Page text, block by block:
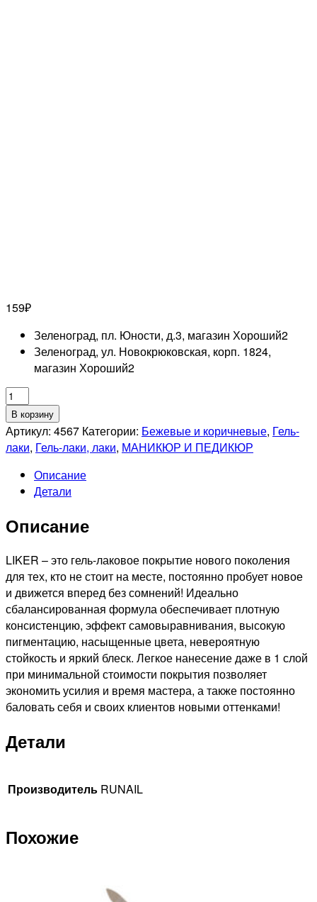
159₽
Зеленоград, пл. Юности, д.3, магазин Хороший2
Зеленоград, ул. Новокрюковская, корп. 1824,
магазин Хороший2
Количество
товара
RUNAIL
Гель-
Liker,
9мл
В корзину
Артикул: 4567 Категории: Бежевые и коричневые, Гель-
лаки, Гель-лаки, лаки, МАНИКЮР И ПЕДИКЮР
Описание
Детали
Описание
LIKER – это гель-лаковое покрытие нового поколения
для тех, кто не стоит на месте, постоянно пробует новое
и движется вперед без сомнений! Идеально
сбалансированная формула обеспечивает плотную
консистенцию, эффект самовыравнивания, высокую
пигментацию, насыщенные цвета, невероятную
стойкость и яркий блеск. Легкое нанесение даже в 1 слой
при минимальной стоимости покрытия позволяет
экономить усилия и время мастера, а также постоянно
баловать себя и своих клиентов новыми оттенками!
Детали
Производитель RUNAIL
Похожие